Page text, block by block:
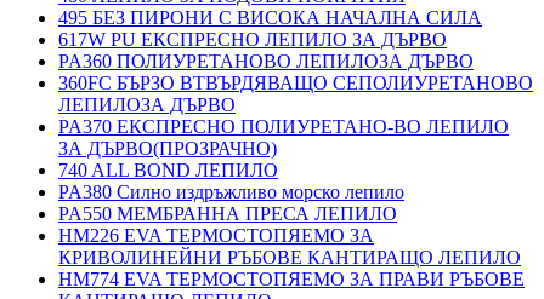
495 БЕЗ ПИРОНИ С ВИСОКА НАЧАЛНА СИЛА
617W PU ЕКСПРЕСНО ЛЕПИЛО ЗА ДЪРВО
PA360 ПОЛИУРЕТАНОВО ЛЕПИЛОЗА ДЪРВО
360FC БЪРЗО ВТВЪРДЯВАЩО СЕПОЛИУРЕТАНОВО
ЛЕПИЛОЗА ДЪРВО
PA370 ЕКСПРЕСНО ПОЛИУРЕТАНО-ВО ЛЕПИЛО
ЗА ДЪРВО(ПРОЗРАЧНО)
740 ALL BOND ЛЕПИЛО
PA380 Силно издръжливо морско лепило
PA550 МЕМБРАННА ПРЕСА ЛЕПИЛО
HM226 EVA ТЕРМОСТОПЯЕМО ЗА
КРИВОЛИНЕЙНИ РЪБОВЕ КАНТИРАЩО ЛЕПИЛО
HM774 EVA ТЕРМОСТОПЯЕМО ЗА ПРАВИ РЪБОВЕ